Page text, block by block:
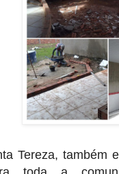
Tereza, também